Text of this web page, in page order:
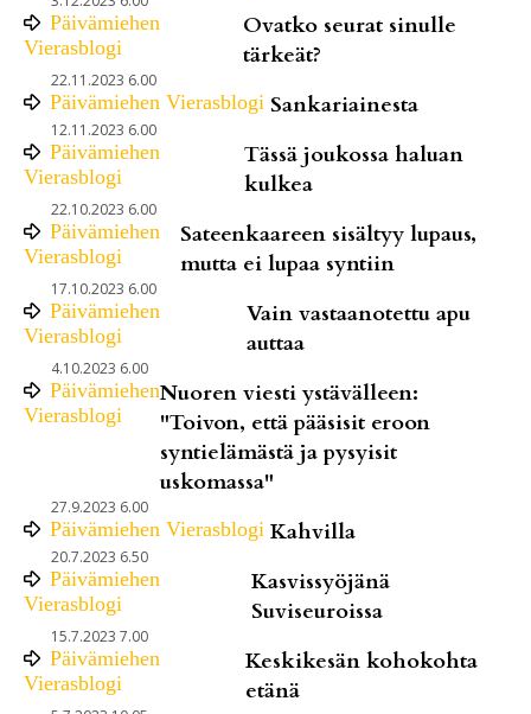
Päivämiehen
Vierasblogi
Ovatko seurat sinulle
tärkeät?
22.11.2023 6.00
Päivämiehen Vierasblogi Sankariainesta
12.11.2023 6.00
Päivämiehen
Vierasblogi
Tässä joukossa haluan
kulkea
22.10.2023 6.00
Päivämiehen
Vierasblogi
Sateenkaareen sisältyy lupaus,
mutta ei lupaa syntiin
17.10.2023 6.00
Päivämiehen
Vierasblogi
Vain vastaanotettu apu
auttaa
4.10.2023 6.00
Päivämiehen
Vierasblogi
Nuoren viesti ystävälleen:
"Toivon, että pääsisit eroon
syntielämästä ja pysyisit
uskomassa"
27.9.2023 6.00
Päivämiehen Vierasblogi Kahvilla
20.7.2023 6.50
Päivämiehen
Vierasblogi
Kasvissyöjänä
Suviseuroissa
15.7.2023 7.00
Päivämiehen
Vierasblogi
Keskikesän kohokohta
etänä